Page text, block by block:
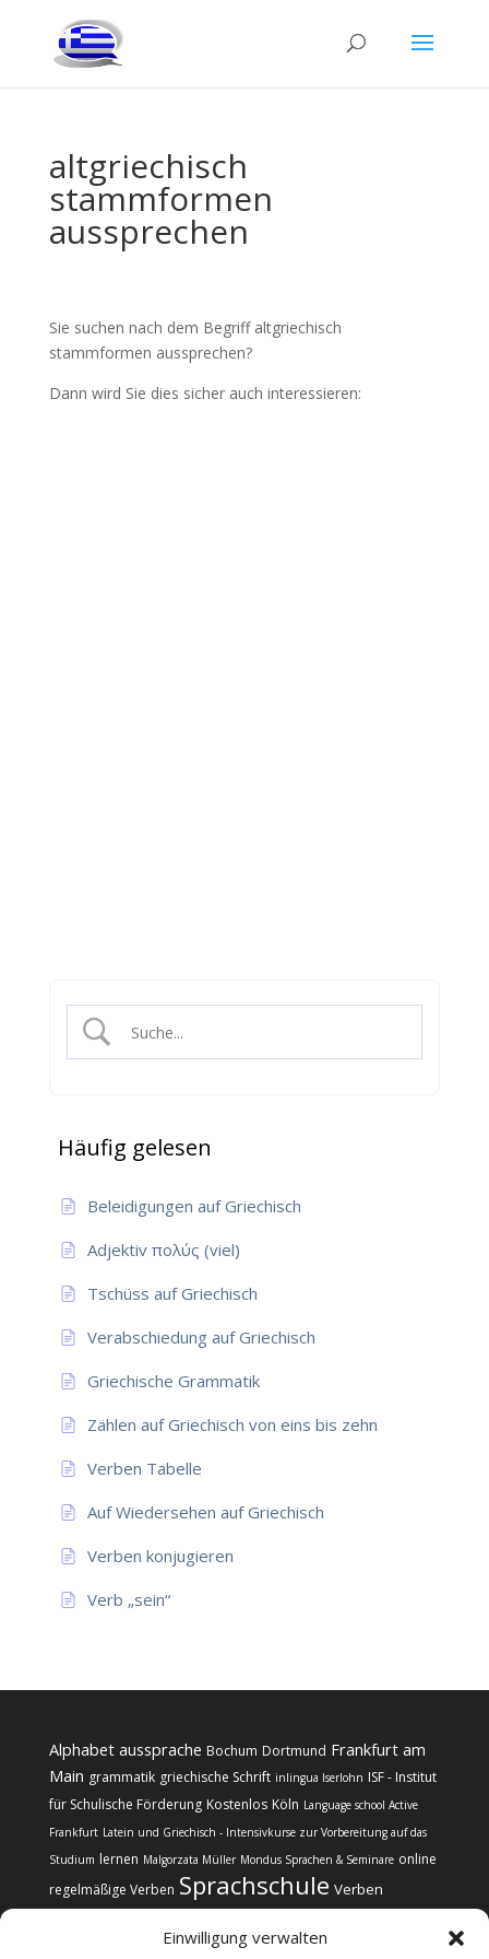
Einwilligung verwalten
altgriechisch
stammformen
aussprechen
Sie suchen nach dem Begriff altgriechisch
stammformen aussprechen?
Dann wird Sie dies sicher auch interessieren:
Häufig gelesen
Beleidigungen auf Griechisch
Adjektiv πολύς (viel)
Tschüss auf Griechisch
Verabschiedung auf Griechisch
Griechische Grammatik
Zählen auf Griechisch von eins bis zehn
Verben Tabelle
Auf Wiedersehen auf Griechisch
Verben konjugieren
Verb „sein“
Alphabet aussprache Bochum Dortmund Frankfurt am
Main grammatik griechische Schrift inlingua Iserlohn ISF - Institut
für Schulische Förderung Kostenlos Köln Language school Active
Frankfurt Latein und Griechisch - Intensivkurse zur Vorbereitung auf das
Studium lernen Malgorzata Müller Mondus Sprachen & Seminare online
regelmäßige Verben Sprachschule Verben